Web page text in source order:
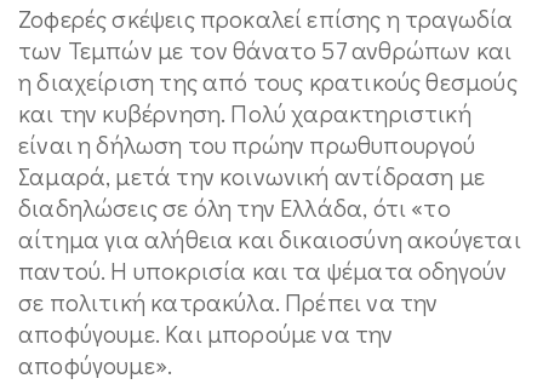
Ζοφερές σκέψεις προκαλεί επίσης η τραγωδία
των Τεμπών με τον θάνατο 57 ανθρώπων και
η διαχείριση της από τους κρατικούς θεσμούς
και την κυβέρνηση. Πολύ χαρακτηριστική
είναι η δήλωση του πρώην πρωθυπουργού
Σαμαρά, μετά την κοινωνική αντίδραση με
διαδηλώσεις σε όλη την Ελλάδα, ότι «το
αίτημα για αλήθεια και δικαιοσύνη ακούγεται
παντού. Η υποκρισία και τα ψέματα οδηγούν
σε πολιτική κατρακύλα. Πρέπει να την
αποφύγουμε. Και μπορούμε να την
αποφύγουμε».